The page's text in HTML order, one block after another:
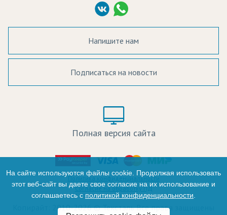
Согласие на обработку ПД
Напишите нам
Подписаться на новости
Полная версия сайта
Политика конфиденциальности
Согласие на обработку ПД
Копирайт: 2010-2026 © Текстэль Все права защищены
-
На сайте используются файлы cookie. Продолжая использовать
этот веб-сайт вы даете свое согласие на их использование и
соглашаетесь с политикой конфиденциальности